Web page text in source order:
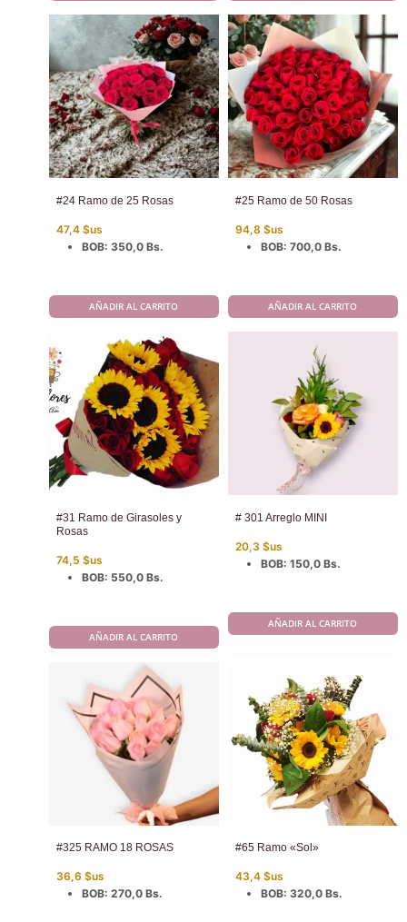
#24 Ramo de 25 Rosas
47,4 $us
BOB: 350,0 Bs.
AÑADIR AL CARRITO
#25 Ramo de 50 Rosas
94,8 $us
BOB: 700,0 Bs.
AÑADIR AL CARRITO
#31 Ramo de Girasoles y
Rosas
74,5 $us
BOB: 550,0 Bs.
AÑADIR AL CARRITO
# 301 Arreglo MINI
20,3 $us
BOB: 150,0 Bs.
AÑADIR AL CARRITO
#325 RAMO 18 ROSAS
36,6 $us
BOB: 270,0 Bs.
#65 Ramo «Sol»
43,4 $us
BOB: 320,0 Bs.